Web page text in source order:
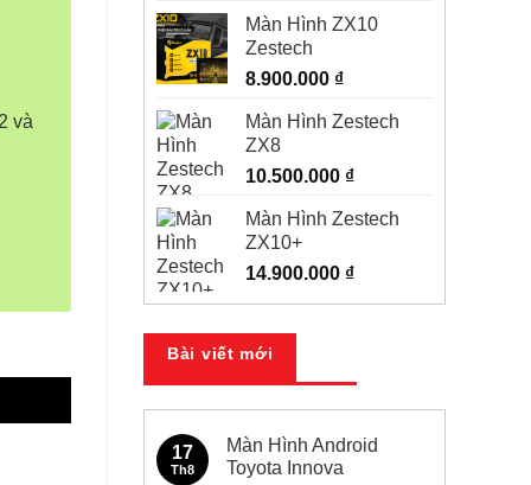
Màn Hình ZX10
Zestech
8.900.000 ₫
Màn Hình Zestech
ZX8
10.500.000 ₫
Màn Hình Zestech
ZX10+
14.900.000 ₫
Bài viết mới
17
Th8
Màn Hình Android
Toyota Innova
và